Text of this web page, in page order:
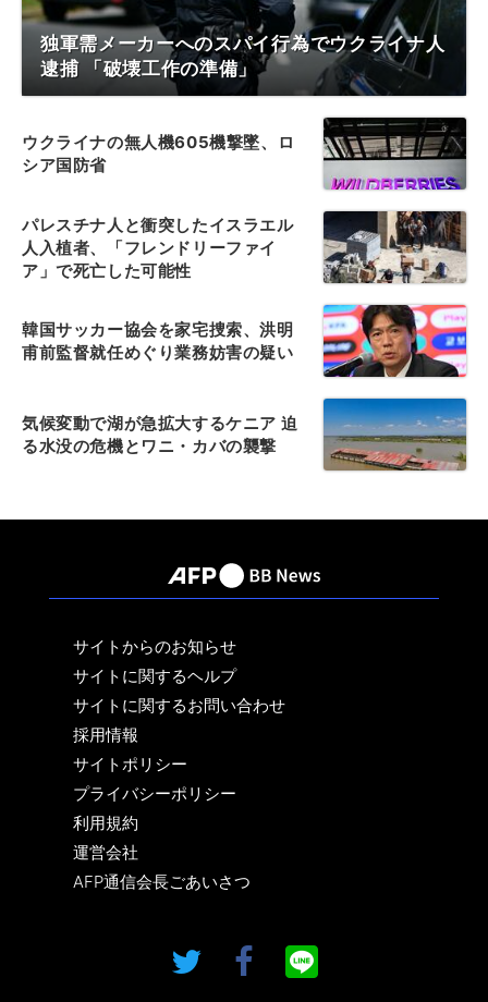
独軍需メーカーへのスパイ行為でウクライナ人
逮捕 「破壊工作の準備」
ウクライナの無人機605機撃墜、ロ
シア国防省
パレスチナ人と衝突したイスラエル
人入植者、「フレンドリーファイ
ア」で死亡した可能性
韓国サッカー協会を家宅捜索、洪明
甫前監督就任めぐり業務妨害の疑い
気候変動で湖が急拡大するケニア 迫
る水没の危機とワニ・カバの襲撃
サイトからのお知らせ
サイトに関するヘルプ
サイトに関するお問い合わせ
採用情報
サイトポリシー
プライバシーポリシー
利用規約
運営会社
AFP通信会長ごあいさつ